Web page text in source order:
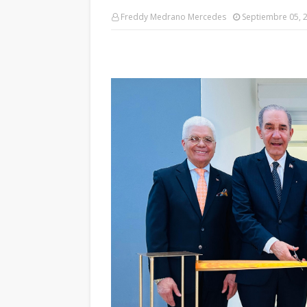
Freddy Medrano Mercedes Septiembre 05,